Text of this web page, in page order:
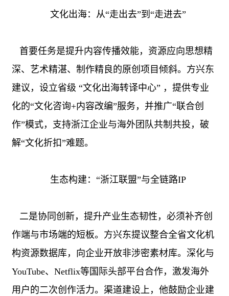
文化出海：从“走出去”到“走进去”
首要任务是提升内容传播效能，资源应向思想精
深、艺术精湛、制作精良的原创项目倾斜。方兴东
建议，设立省级 “文化出海转译中心” ，提供专业
化的“文化咨询+内容改编”服务，并推广“联合创
作”模式，支持浙江企业与海外团队共制共投，破
解“文化折扣”难题。
生态构建：“浙江联盟”与全链路IP
二是协同创新，提升产业生态韧性，必须补齐创
作端与市场端的短板。方兴东提议整合全省文化机
构资源数据库，向企业开放非涉密素材库。深化与
YouTube、Netflix等国际头部平台合作，激发海外
用户的二次创作活力。渠道建设上，他鼓励企业建